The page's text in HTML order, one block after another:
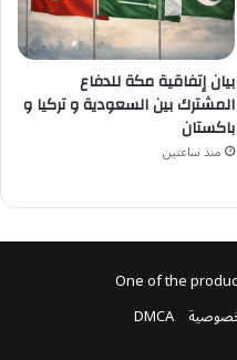
بيان إتفاقية مكة للدفاع
المشترك بين السعودية و تركيا و
باكستان
منذ ساعتين
One of the
DMCA